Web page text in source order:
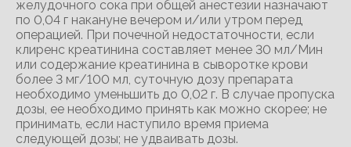
желудочного сока при общей анестезии назначают
по 0,04 г накануне вечером и/или утром перед
операцией. При почечной недостаточности, если
клиренс креатинина составляет менее 30 мл/Мин
или содержание креатинина в сыворотке крови
более 3 мг/100 мл, суточную дозу препарата
необходимо уменьшить до 0,02 г. В случае пропуска
дозы, ее необходимо принять как можно скорее; не
принимать, если наступило время приема
следующей дозы; не удваивать дозы.